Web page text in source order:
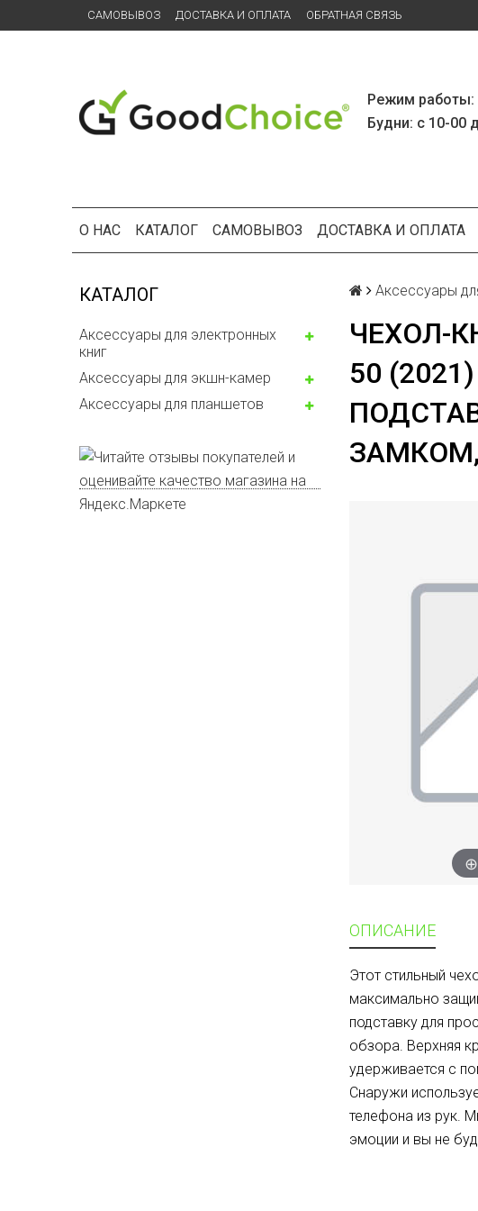
САМОВЫВОЗ ДОСТАВКА И ОПЛАТА ОБРАТНАЯ СВЯЗЬ
Режим работы:
Будни: с 10-00
О НАС КАТАЛОГ САМОВЫВОЗ ДОСТАВКА И ОПЛАТА
КАТАЛОГ
Аксессуары для электронных
книг
Аксессуары для экшн-камер
Аксессуары для планшетов
Аксессуары
ЧЕХОЛ-
50
ОПИСАНИЕ
Этот стильный
максимально
подставку для
обзора. Верхняя
удерживается с
Снаружи
телефона из рук.
эмоции и вы не